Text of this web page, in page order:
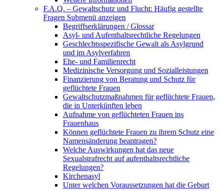
F.A.Q. – Gewaltschutz und Flucht: Häufig gestellte
Fragen Submenü anzeigen
Begriffserklärungen / Glossar
Asyl- und Aufenthaltsrechtliche Regelungen
Geschlechtsspezifische Gewalt als Asylgrund
und im Asylverfahren
Ehe- und Familienrecht
Medizinische Versorgung und Sozialleistungen
Finanzierung von Beratung und Schutz für
geflüchtete Frauen
Gewaltschutzmaßnahmen für geflüchtete Frauen,
die in Unterkünften leben
Aufnahme von geflüchteten Frauen ins
Frauenhaus
Können geflüchtete Frauen zu ihrem Schutz eine
Namensänderung beantragen?
Welche Auswirkungen hat das neue
Sexualstrafrecht auf aufenthaltsrechtliche
Regelungen?
Kirchenasyl
Unter welchen Voraussetzungen hat die Geburt